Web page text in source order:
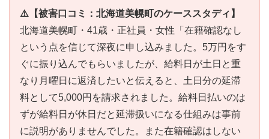
⚠️【被害口コミ：北海道美幌町のケーススタディ】
北海道美幌町・41歳・正社員・女性「在籍確認なし
という点を信じて深夜に申し込みました。5万円をす
ぐに振り込んでもらいましたが、給料日が土日と重
なり月曜日に返済したいと伝えると、土日分の延滞
料として5,000円を請求されました。給料日払いのは
ずが給料日が休日だと延滞扱いになる仕組みは事前
に説明がありませんでした。また在籍確認はしない